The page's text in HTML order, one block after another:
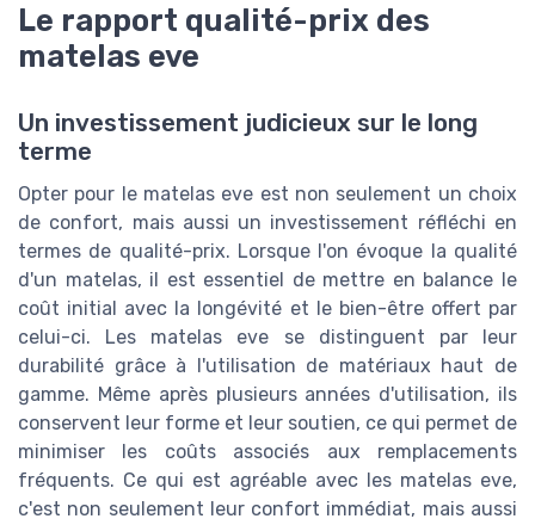
Le rapport qualité-prix des
matelas eve
Un investissement judicieux sur le long
terme
Opter pour le matelas eve est non seulement un choix
de confort, mais aussi un investissement réfléchi en
termes de qualité-prix. Lorsque l'on évoque la qualité
d'un matelas, il est essentiel de mettre en balance le
coût initial avec la longévité et le bien-être offert par
celui-ci. Les matelas eve se distinguent par leur
durabilité grâce à l'utilisation de matériaux haut de
gamme. Même après plusieurs années d'utilisation, ils
conservent leur forme et leur soutien, ce qui permet de
minimiser les coûts associés aux remplacements
fréquents. Ce qui est agréable avec les matelas eve,
c'est non seulement leur confort immédiat, mais aussi